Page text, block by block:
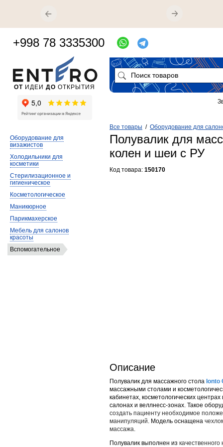
Все товары / Оборудование для
Полувалик для
колен и шеи с РУ
Код товара: 150170
Описание
Полувалик для массажного стола Ionto
массажными столами и
кабинетах, косметологических
салонах и веллнесс-зонах. Такое
создать пациенту необходимое
манипуляций. Модель оснащена
массажа.
Полувалик выполнен из
Оборудование для
визажистов
Холодильники для
косметики
Стерилизационное и
гигиеническое
Косметологическое
Маникюрное
Парикмахерское
Мебель для салонов
красоты
Вспомогательное
ОТ ИДЕИ ДО ОТКРЫТИЯ
+998 78 3335300